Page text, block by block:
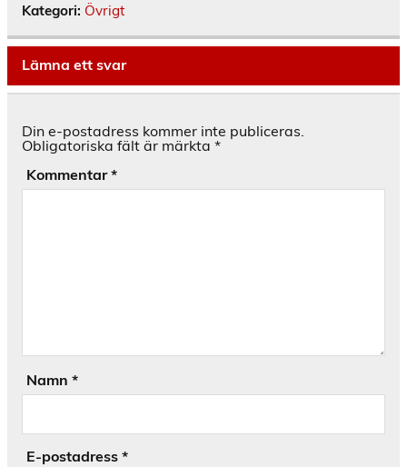
Kategori: Övrigt
Lämna ett svar
Din e-postadress kommer inte publiceras.
Obligatoriska fält är märkta *
Kommentar*
Namn *
E-postadress *